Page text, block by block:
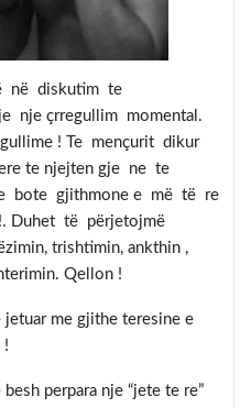
në diskutim te
nje çrregullim momental.
! Te mençurit dikur
te njejten gje ne te
bote gjithmone e më të re
Duhet të përjetojmë
trishtimin, ankthin ,
Qellon !
jetuar me gjithe teresine e
!
perpara nje “jete te re”